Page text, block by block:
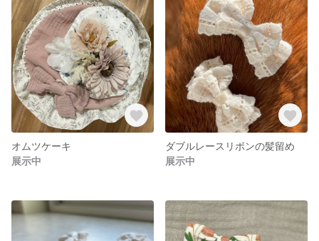
オムツケーキ
展示中
ダブルレースリボンの髪留め
展示中